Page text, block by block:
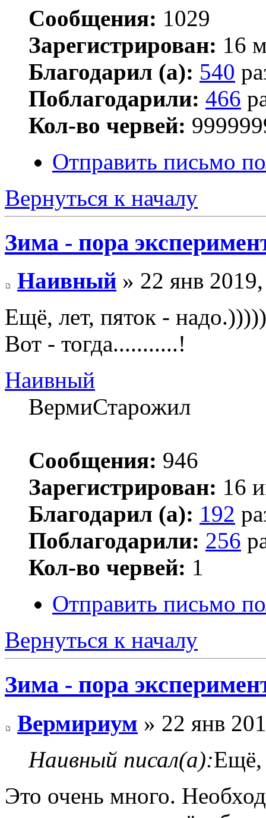
Сообщения: 1029
Зарегистрирован: 16
Благодарил (а): 540
Поблагодарили: 466
Кол-во червей:
Отправить письмо
Вернуться к началу
Зима - пора
Наивный » 22 янв
Ещё, лет, пяток -
Вот - тогда...........!
Наивный
ВермиСтарожил
Сообщения: 946
Зарегистрирован: 16
Благодарил (а): 192
Поблагодарили: 256
Кол-во червей: 1
Отправить письмо
Вернуться к началу
Зима - пора
Вермириум » 22 янв
Наивный писал(а):Ещё,
Это очень много.